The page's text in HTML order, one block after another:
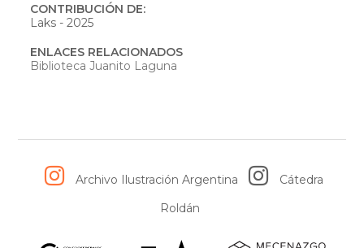
CONTRIBUCIÓN DE:
Laks - 2025
ENLACES RELACIONADOS
Biblioteca Juanito Laguna
Archivo Ilustración Argentina
Cátedra
Roldán